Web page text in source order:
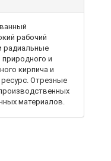
рабочий
радиальные
природного и
кирпича и
Отрезные
материалов.